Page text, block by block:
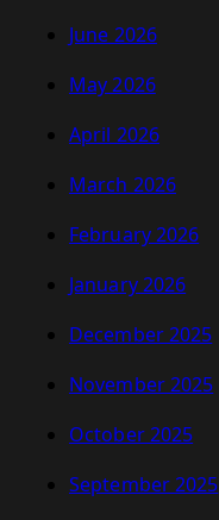
June 2026
May 2026
April 2026
March 2026
February 2026
January 2026
December 2025
November 2025
October 2025
September 2025